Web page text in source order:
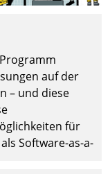
auf der
– und diese
für
Software-as-a-